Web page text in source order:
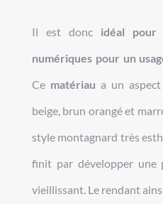
Il est doncidéal pour
numériques pour un
Ce matériau a un
beige, brun orangé et
style montagnard très
finit par développer une
vieillissant. Le rendant